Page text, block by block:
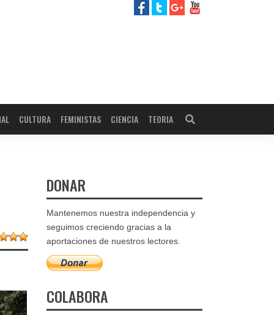
CULTURA FEMINISTAS CIENCIA TEORIA
DONAR
Mantenemos nuestra independencia y
seguimos creciendo gracias a la
aportaciones de nuestros lectores.
COLABORA